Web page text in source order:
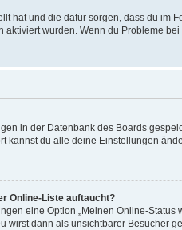
hat und die dafür sorgen, dass du
aktiviert wurden. Wenn du Probleme
in der Datenbank des Boards
kannst du alle deine Einstellungen
Online-Liste auftaucht?
eine Option „Meinen Online-
wirst dann als unsichtbarer Besucher